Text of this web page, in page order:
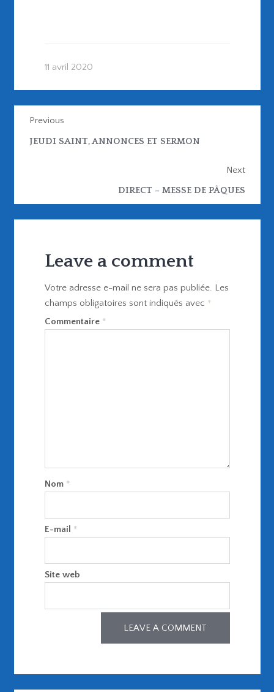
11 avril 2020
Previous
JEUDI SAINT, ANNONCES ET SERMON
Next
DIRECT – MESSE DE PÂQUES
Leave a comment
Votre adresse e-mail ne sera pas publiée. Les
champs obligatoires sont indiqués avec *
Commentaire *
Nom *
E-mail *
Site web